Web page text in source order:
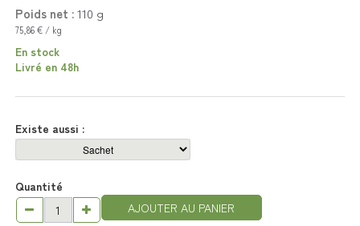
Poids net : 110 g
75,86 € / kg
En stock
Livré en 48h
Existe aussi :
Quantité
AJOUTER AU PANIER